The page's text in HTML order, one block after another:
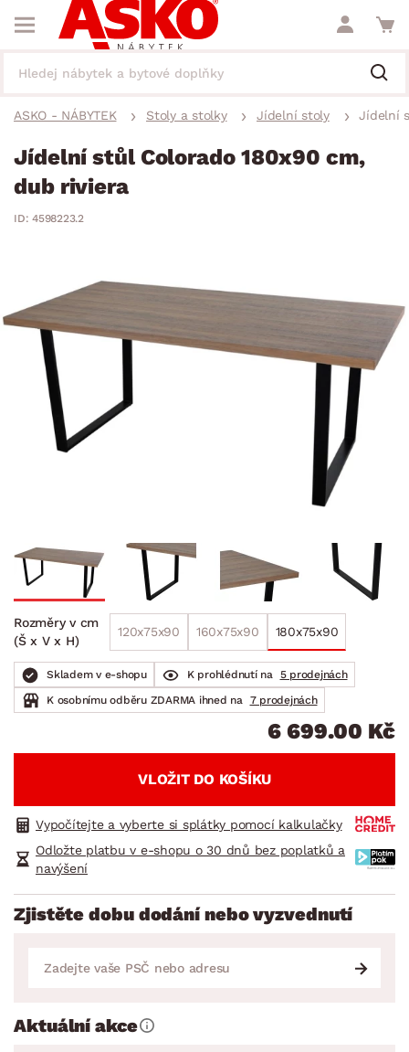
ASKO - NÁBYTEK Stoly a stolky Jídelní stoly Jídelní
Jídelní stůl Colorado 180x90 cm,
dub riviera
ID: 4598223.2
Rozměry v cm
(Š x V x H)
120x75x90 160x75x90 180x75x90
Skladem v e-shopu K prohlédnutí na
5 prodejnách
K osobnímu odběru ZDARMA ihned na
7 prodejnách
6 699.00 Kč
VLOŽIT DO KOŠÍKU
Vypočítejte a vyberte si splátky pomocí kalkulačky
Odložte platbu v e-shopu o 30 dnů bez poplatků a
navýšení
Zjistěte dobu dodání nebo vyzvednutí
Aktuální akce